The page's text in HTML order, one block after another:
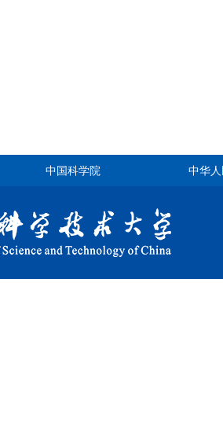
中国科学院 中华